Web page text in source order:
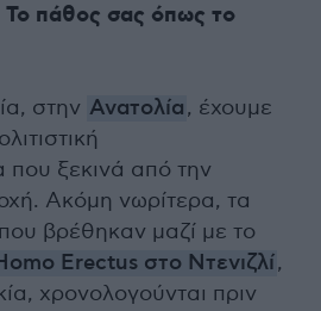
πάθος σας όπως το
στην Ανατολία, έχουμε
ξεκινά από την
Ακόμη νωρίτερα, τα
βρέθηκαν μαζί με το
Erectus στο Ντενιζλί,
χρονολογούνται πριν